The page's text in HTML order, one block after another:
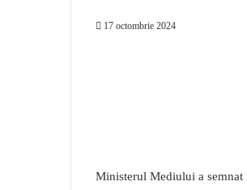
17 octombrie 2024
Ministerul Mediului a semnat